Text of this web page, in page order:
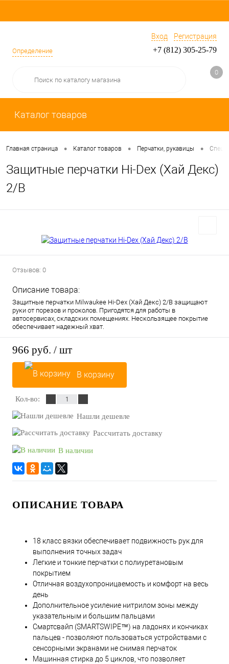
Определение
Вход Регистрация
+7 (812) 305-25-79
0
Каталог товаров
Главная страница • Каталог товаров • Перчатки, рукавицы •
Защитные перчатки Hi-Dex (Хай Декс)
2/B
Отзывов: 0
Описание товара:
Защитные перчатки Milwaukee Hi-Dex (Хай Декс) 2/B защищают
руки от порезов и проколов. Пригодятся для работы в
автосервисах, складских помещениях. Нескользящее покрытие
обеспечивает надежный хват.
966 руб. / шт
В корзину
Кол-во:
Нашли дешевле
Рассчитать доставку
В наличии
ОПИСАНИЕ ТОВАРА
18 класс вязки обеспечивает подвижность рук для
выполнения точных задач
Легкие и тонкие перчатки с полиуретановым
покрытием
Отличная воздухопроницаемость и комфорт на весь
день
Дополнительное усиление нитрилом зоны между
указательным и большим пальцами
Смартсвайп (SMARTSWIPE™) на ладонях и кончиках
пальцев - позволяют пользоваться устройствами с
сенсорными экранами не снимая перчаток
Машинная стирка до 5 циклов, что позволяет